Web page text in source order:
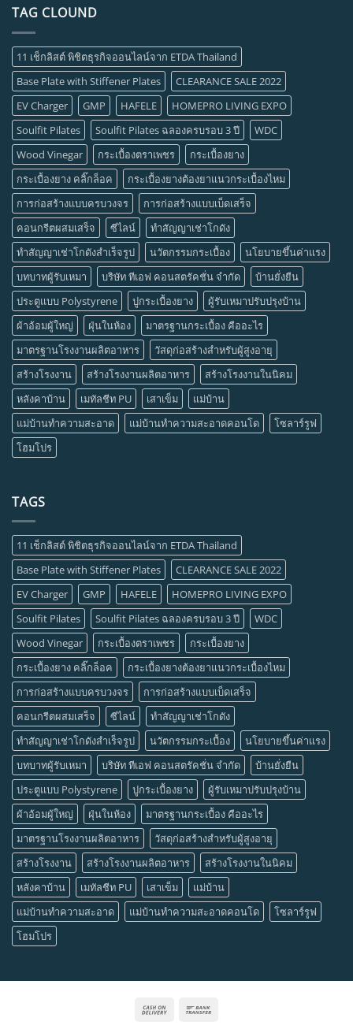
TAG CLOUND
11 เช็กลิสต์ พิชิตธุรกิจออนไลน์จาก ETDA Thailand
Base Plate with Stiffener Plates
CLEARANCE SALE 2022
EV Charger
GMP HAFELE
HOMEPRO LIVING EXPO
Soulfit Pilates
Soulfit Pilates ฉลองครบรอบ 3 ปี
WDC
Wood Vinegar
กระเบื้องตราเพชร
กระเบื้องยาง
กระเบื้องยาง คลิ๊กล็อค
กระเบื้องยางต้องยาแนวกระเบื้องไหม
การก่อสร้างแบบครบวงจร
การก่อสร้างแบบเบ็ดเสร็จ
คอนกรีตผสมเสร็จ
ซีไลน์
ทำสัญญาเช่าโกดัง
ทำสัญญาเช่าโกดังสำเร็จรูป
นวัตกรรมกระเบื้อง
นโยบายขึ้นค่าแรง
บทบาทผู้รับเหมา
บริษัท ทีเอฟ คอนสตรัคชั่น จำกัด
บ้านยั่งยืน
ประตูแบบ Polystyrene
ปูกระเบื้องยาง
ผู้รับเหมาปรับปรุงบ้าน
ผ้าอ้อมผู้ใหญ่
ฝุ่นในห้อง
มาตรฐานกระเบื้อง คืออะไร
มาตรฐานโรงงานผลิตอาหาร
วัสดุก่อสร้างสำหรับผู้สูงอายุ
สร้างโรงงาน
สร้างโรงงานผลิตอาหาร
สร้างโรงงานในนิคม
หลังคาบ้าน
เมทัลชีท PU เสาเข็ม
แม่บ้าน
แม่บ้านทำความสะอาด
แม่บ้านทำความสะอาดคอนโด
โซลาร์รูฟ
โฮมโปร
TAGS
11 เช็กลิสต์ พิชิตธุรกิจออนไลน์จาก ETDA Thailand
Base Plate with Stiffener Plates
CLEARANCE SALE 2022
EV Charger
GMP HAFELE
HOMEPRO LIVING EXPO
Soulfit Pilates
Soulfit Pilates ฉลองครบรอบ 3 ปี
WDC
Wood Vinegar
กระเบื้องตราเพชร
กระเบื้องยาง
กระเบื้องยาง คลิ๊กล็อค
กระเบื้องยางต้องยาแนวกระเบื้องไหม
การก่อสร้างแบบครบวงจร
การก่อสร้างแบบเบ็ดเสร็จ
คอนกรีตผสมเสร็จ
ซีไลน์
ทำสัญญาเช่าโกดัง
ทำสัญญาเช่าโกดังสำเร็จรูป
นวัตกรรมกระเบื้อง
นโยบายขึ้นค่าแรง
บทบาทผู้รับเหมา
บริษัท ทีเอฟ คอนสตรัคชั่น จำกัด
บ้านยั่งยืน
ประตูแบบ Polystyrene
ปูกระเบื้องยาง
ผู้รับเหมาปรับปรุงบ้าน
ผ้าอ้อมผู้ใหญ่
ฝุ่นในห้อง
มาตรฐานกระเบื้อง คืออะไร
มาตรฐานโรงงานผลิตอาหาร
วัสดุก่อสร้างสำหรับผู้สูงอายุ
สร้างโรงงาน
สร้างโรงงานผลิตอาหาร
สร้างโรงงานในนิคม
หลังคาบ้าน
เมทัลชีท PU เสาเข็ม
แม่บ้าน
แม่บ้านทำความสะอาด
แม่บ้านทำความสะอาดคอนโด
โซลาร์รูฟ
โฮมโปร
Cash